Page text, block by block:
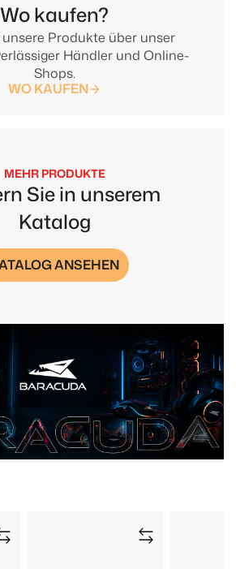
unsere Produkte über unser
Händler und Online-
Shops.
Wo kaufen?
WO KAUFEN
MEHR PRODUKTE
Sie in unserem
Katalog
ANSEHEN